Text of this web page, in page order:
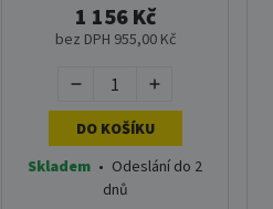
stran)
1 156 Kč
bez DPH 955,00 Kč
DO KOŠÍKU
Skladem • Odeslání do 2
dnů